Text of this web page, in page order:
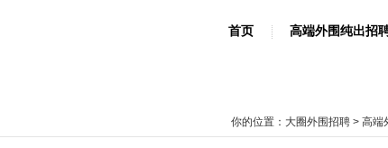
首页 高端外围纯出招
你的位置： 大圈外围招聘> 高端